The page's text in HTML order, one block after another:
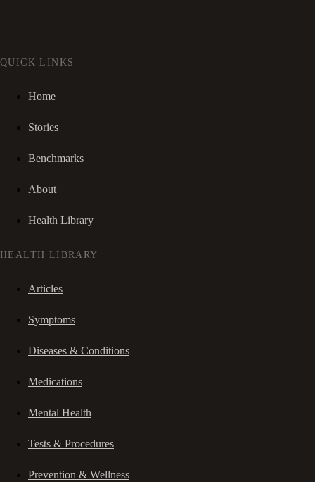
QUICK LINKS
Home
Stories
Benchmarks
About
Health Library
HEALTH LIBRARY
Articles
Symptoms
Diseases & Conditions
Medications
Mental Health
Tests & Procedures
Prevention & Wellness